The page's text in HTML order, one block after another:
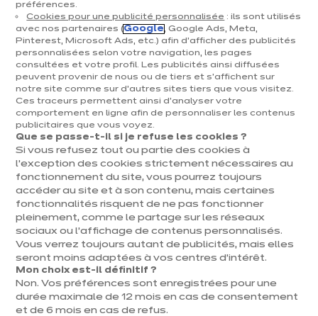
Vita
compacte
2
649
€
euros
/
TVAC 6%
2 921€euros
/ TVAC 21%
En savoir plus - Afficher le détail
Prix avec électroménagers compris
+ 11 autres coloris
Vita Urbaine
2
999
€
euros
/
TVAC
3 320€euros
/ TVAC 21%
Prix avec électroménagers compris
préférences.
Cookies pour une publicité personnalisée : ils sont utilisés
avec nos partenaires (Google, Google Ads, Meta,
Pinterest, Microsoft Ads, etc.) afin d’afficher des publicités
personnalisées selon votre navigation, les pages
consultées et votre profil. Les publicités ainsi diffusées
peuvent provenir de nous ou de tiers et s'affichent sur
notre site comme sur d’autres sites tiers que vous visitez.
Ces traceurs permettent ainsi d'analyser votre
comportement en ligne afin de personnaliser les contenus
publicitaires que vous voyez.
Que se passe-t-il si je refuse les cookies ?
Si vous refusez tout ou partie des cookies à
l’exception des cookies strictement nécessaires au
fonctionnement du site, vous pourrez toujours
accéder au site et à son contenu, mais certaines
fonctionnalités risquent de ne pas fonctionner
pleinement, comme le partage sur les réseaux
sociaux ou l’affichage de contenus personnalisés.
Vous verrez toujours autant de publicités, mais elles
seront moins adaptées à vos centres d’intérêt.
Mon choix est-il définitif ?
Non. Vos préférences sont enregistrées pour une
durée maximale de 12 mois en cas de consentement
et de 6 mois en cas de refus.